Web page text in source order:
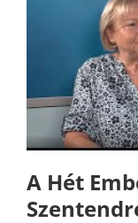
A Hét